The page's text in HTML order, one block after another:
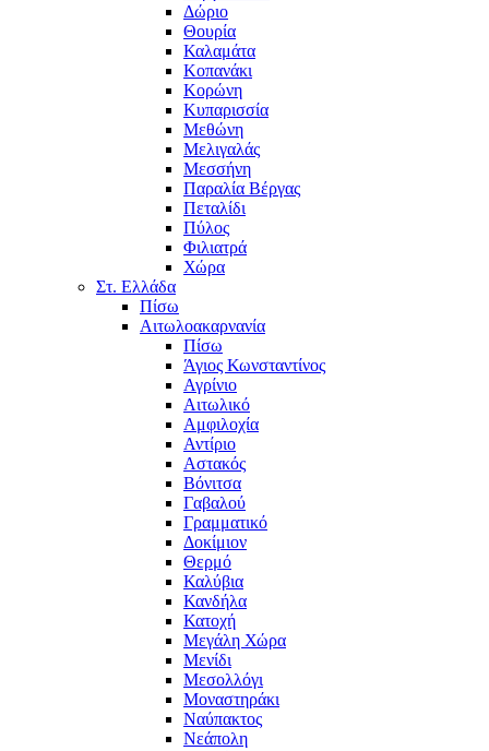
Δώριο
Θουρία
Καλαμάτα
Κοπανάκι
Κορώνη
Κυπαρισσία
Μεθώνη
Μελιγαλάς
Μεσσήνη
Παραλία Βέργας
Πεταλίδι
Πύλος
Φιλιατρά
Χώρα
Στ. Ελλάδα
Πίσω
Αιτωλοακαρνανία
Πίσω
Άγιος Κωνσταντίνος
Αγρίνιο
Αιτωλικό
Αμφιλοχία
Αντίριο
Αστακός
Βόνιτσα
Γαβαλού
Γραμματικό
Δοκίμιον
Θερμό
Καλύβια
Κανδήλα
Κατοχή
Μεγάλη Χώρα
Μενίδι
Μεσολλόγι
Μοναστηράκι
Ναύπακτος
Νεάπολη